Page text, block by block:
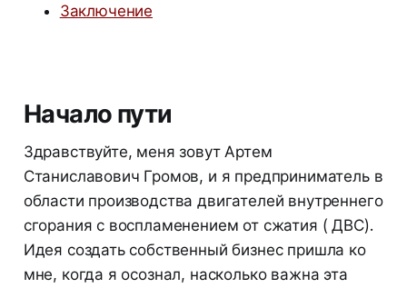
Заключение
Начало пути
Здравствуйте, меня зовут Артем
Станиславович Громов, и я предприниматель в
области производства двигателей внутреннего
сгорания с воспламенением от сжатия ( ДВС).
Идея создать собственный бизнес пришла ко
мне, когда я осознал, насколько важна эта